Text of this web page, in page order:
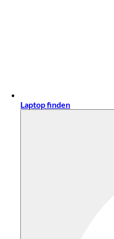
Laptop finden